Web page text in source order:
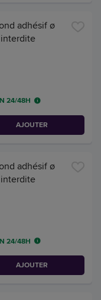
adhésif ø
24/48H
AJOUTER
adhésif ø
24/48H
AJOUTER